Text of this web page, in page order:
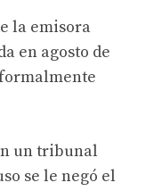
la emisora
en agosto de
un tribunal
se le negó el